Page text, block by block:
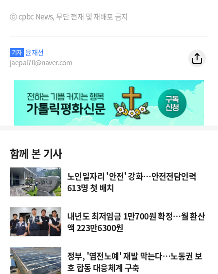
ⓒ cpbc News, 무단 전재 및 재배포 금지
기자 윤재선
jaepal70@naver.com
함께 본 기사
노인일자리 '안전' 강화…안전전담인력
613명 첫 배치
내년도 최저임금 1만700원 확정…월 환산
액 223만6300원
정부, '염전노예' 재발 막는다…노동권 보
호 합동 대응체계 구축